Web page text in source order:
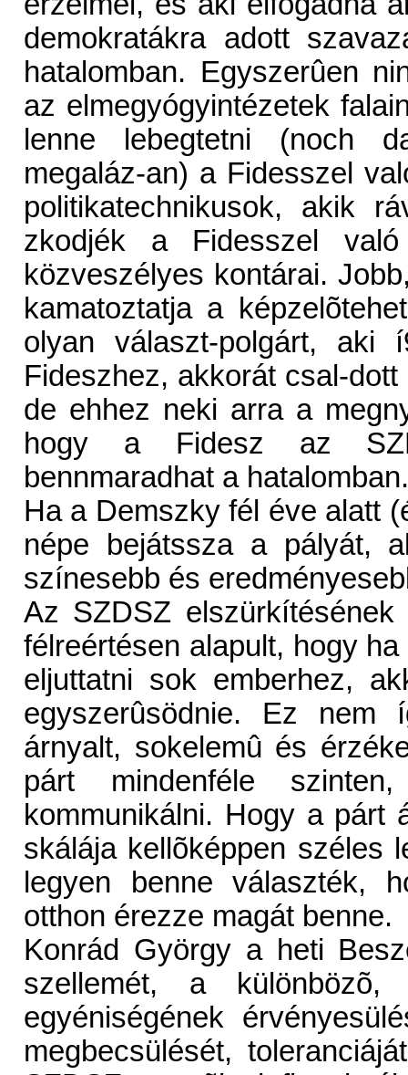
demokratákra adott
hatalomban. Egyszerûen
az elmegyógyintézetek
lenne lebegtetni (noch
megaláz-an) a Fidesszel
politikatechnikusok, akik
zkodjék a Fidesszel
közveszélyes kontárai.
kamatoztatja a
olyan választ-polgárt, aki
Fideszhez, akkorát csal-
de ehhez neki arra a
hogy a Fidesz az
bennmaradhat a hatalomban.
Ha a Demszky fél éve alatt
népe bejátssza a pályát,
színesebb és
Az SZDSZ
félreértésen alapult, hogy
eljuttatni sok emberhez,
egyszerûsödnie. Ez nem
árnyalt, sokelemû és
párt mindenféle
kommunikálni. Hogy a párt
skálája kellõképpen széles
legyen benne választék,
otthon érezze magát benne.
Konrád György a heti
szellemét, a
egyéniségének
megbecsülését,